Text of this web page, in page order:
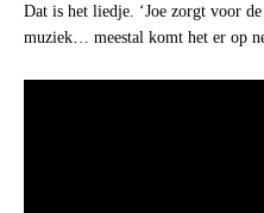
Dat is het liedje. ‘Joe zorgt voor
muziek… meestal komt het er op